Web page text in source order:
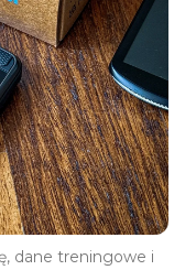
dane treningowe i